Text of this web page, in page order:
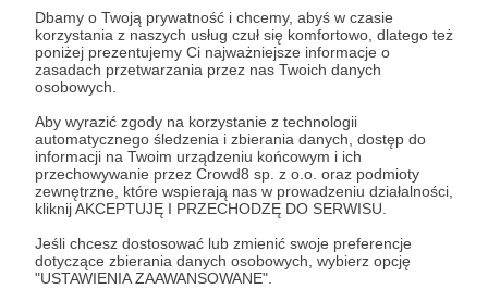
Dbamy o Twoją prywatność i chcemy, abyś w czasie
korzystania z naszych usług czuł się komfortowo, dlatego też
poniżej prezentujemy Ci najważniejsze informacje o
zasadach przetwarzania przez nas Twoich danych
osobowych.
Aby wyrazić zgody na korzystanie z technologii
automatycznego śledzenia i zbierania danych, dostęp do
informacji na Twoim urządzeniu końcowym i ich
przechowywanie przez Crowd8 sp. z o.o. oraz podmioty
zewnętrzne, które wspierają nas w prowadzeniu działalności,
kliknij AKCEPTUJĘ I PRZECHODZĘ DO SERWISU.
Jeśli chcesz dostosować lub zmienić swoje preferencje
dotyczące zbierania danych osobowych, wybierz opcję
"USTAWIENIA ZAAWANSOWANE".
Zostań Patronem
dusznø dusznøpodcast podcast marekkus
zdrowie rozmowa leczenie motywacja inspiracja
Udostępnij